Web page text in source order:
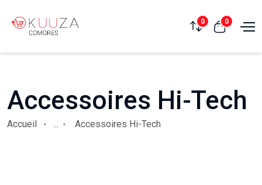
0 0
Accessoires Hi-Tech
Accueil ... Accessoires Hi-Tech